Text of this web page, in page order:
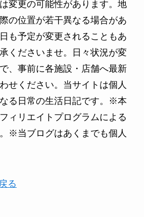
変更の可能性があります。地
の位置が若干異なる場合があ
も予定が変更されることもあ
くださいませ。日々状況が変
、事前に各施設・店舗へ最新
せください。当サイトは個人
る日常の生活日記です。※本
ィリエイトプログラムによる
※当ブログはあくまでも個人
る